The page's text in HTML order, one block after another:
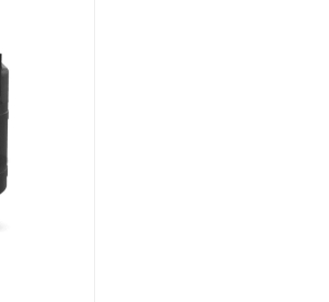
precios:
desde
$5,356.80
hasta
$7,790.40